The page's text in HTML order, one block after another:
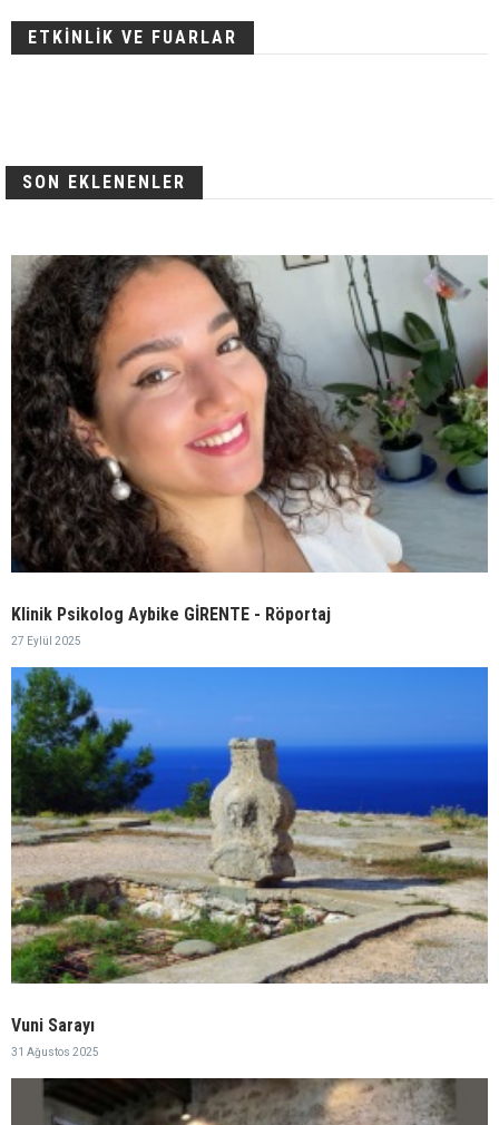
ETKİNLİK VE FUARLAR
SON EKLENENLER
Klinik Psikolog Aybike GİRENTE - Röportaj
27 Eylül 2025
Vuni Sarayı
31 Ağustos 2025